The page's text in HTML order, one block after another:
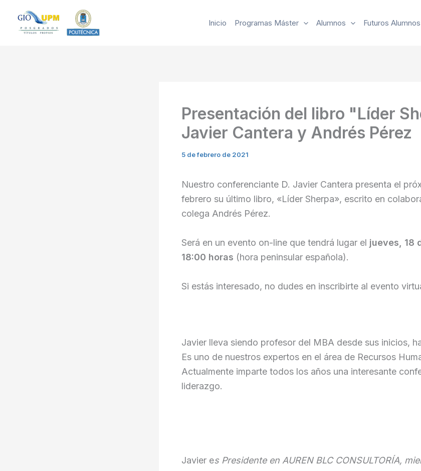
contenido
Inicio Programas Máster Alumnos Futuros Alumnos
Presentación del libro "Líder
Javier Cantera y Andrés Pérez
5 de febrero de 2021
Nuestro conferenciante D. Javier Cantera presenta el
febrero su último libro, «Líder Sherpa», escrito en
colega Andrés Pérez.
Será en un evento on-line que tendrá lugar el jueves, 18
18:00 horas (hora peninsular española).
Si estás interesado, no dudes en inscribirte al evento
Javier lleva siendo profesor del MBA desde sus inicios,
Es uno de nuestros expertos en el área de Recursos
Actualmente imparte todos los años una interesante
liderazgo.
Javier es Presidente en AUREN BLC CONSULTORÍA,